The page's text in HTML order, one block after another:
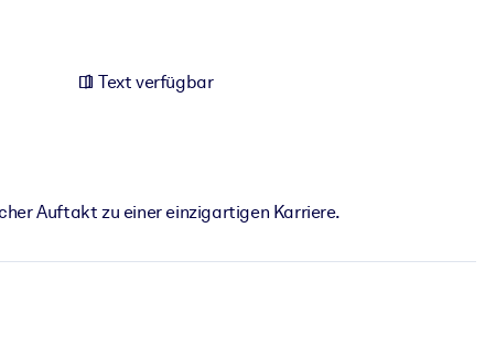
Text verfügbar
Auftakt zu einer einzigartigen Karriere.